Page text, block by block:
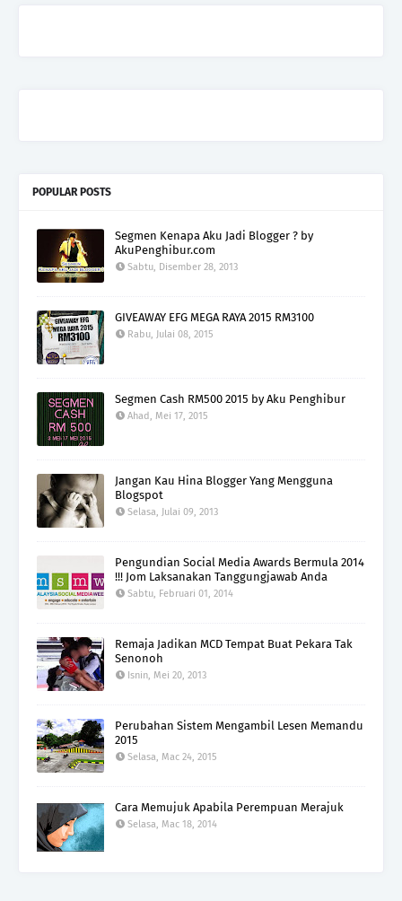
POPULAR POSTS
Segmen Kenapa Aku Jadi Blogger ? by
AkuPenghibur.com
Sabtu, Disember 28, 2013
GIVEAWAY EFG MEGA RAYA 2015 RM3100
Rabu, Julai 08, 2015
Segmen Cash RM500 2015 by Aku Penghibur
Ahad, Mei 17, 2015
Jangan Kau Hina Blogger Yang Mengguna
Blogspot
Selasa, Julai 09, 2013
Pengundian Social Media Awards Bermula 2014
!!! Jom Laksanakan Tanggungjawab Anda
Sabtu, Februari 01, 2014
Remaja Jadikan MCD Tempat Buat Pekara Tak
Senonoh
Isnin, Mei 20, 2013
Perubahan Sistem Mengambil Lesen Memandu
2015
Selasa, Mac 24, 2015
Cara Memujuk Apabila Perempuan Merajuk
Selasa, Mac 18, 2014